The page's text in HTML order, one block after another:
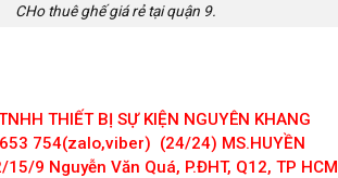
CHo thuê ghế giá rẻ tại quận 9.
THIẾT BỊ SỰ KIỆN NGUYÊN KHANG
754(zalo,viber) (24/24) MS.HUYỀN
9 Nguyễn Văn Quá, P.ĐHT, Q12, TP HCM